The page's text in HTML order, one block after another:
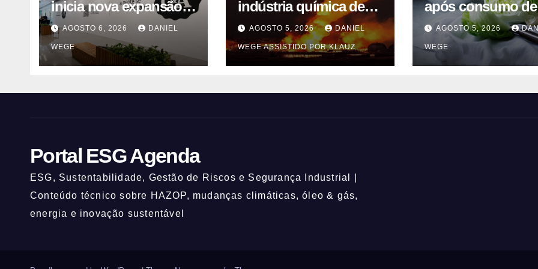
inicia nova expansão
com a chegada de
grandes marcas e
inauguração de
espaço infantil – Dicas
AGOSTO 6, 2026 DANIEL
WEGE
indústria química de
solventes em
Itaquaquecetuba/SP
(UNIQUIMA/Quema)
AGOSTO 5, 2026 DANIEL
WEGE ASSISTIDO POR KLAUZ
após consumo de
alface
AGOSTO 5, 2026
WEGE
Portal ESG Agenda
ESG, Sustentabilidade, Gestão de Riscos e Segurança Industrial |
Conteúdo técnico sobre HAZOP, mudanças climáticas, óleo & gás,
energia e inovação sustentável